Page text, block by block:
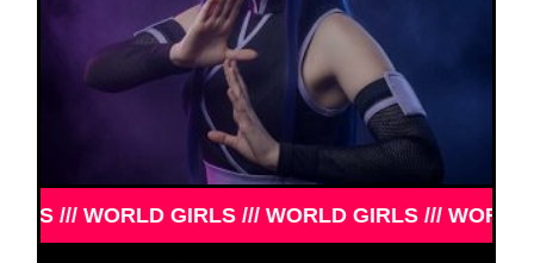
GIRLS /// WORLD GIRLS /// WORLD GIRLS ///